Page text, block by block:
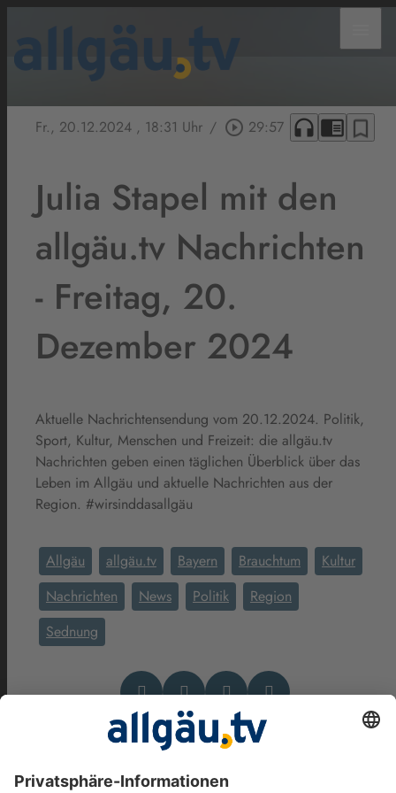
Fr., 20.12.2024 , 18:31 Uhr / play_circle_outline 29:57 headphones chrome_reader_mode bookmark_border
Julia Stapel mit den
allgäu.tv Nachrichten
- Freitag, 20.
Dezember 2024
Aktuelle Nachrichtensendung vom 20.12.2024. Politik,
Sport, Kultur, Menschen und Freizeit: die allgäu.tv
Nachrichten geben einen täglichen Überblick über das
Leben im Allgäu und aktuelle Nachrichten aus der
Region. #wirsinddasallgäu
Allgäu allgäu.tv Bayern Brauchtum
Kultur
Nachrichten
News Politik
Region
Sednung